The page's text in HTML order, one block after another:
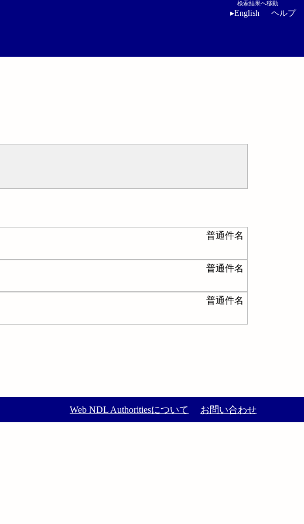
検索結果へ移動
▸English ヘルプ
普通件名
普通件名
普通件名
Web NDL Authoritiesについて お問い合わせ